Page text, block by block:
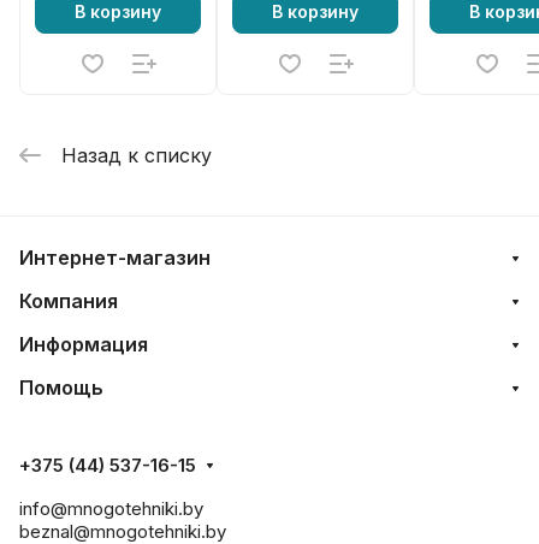
В корзину В корзину В
Назад к списку
Интернет-магазин
Компания
Информация
Помощь
+375 (44) 537-16-15
info@mnogotehniki.by
beznal@mnogotehniki.by